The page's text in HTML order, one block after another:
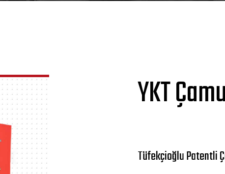
YKT
Tüfekçioğlu Patentli